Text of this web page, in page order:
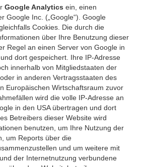
Google Analytics ein, einen
Google Inc. („Google“). Google
Cookies. Die durch die
über Ihre Benutzung dieser
Regel an einen Server von Google in
dort gespeichert. Ihre IP-Adresse
innerhalb von Mitgliedstaaten der
in anderen Vertragsstaaten des
Europäischen Wirtschaftsraum zuvor
wird die volle IP-Adresse an
in den USA übertragen und dort
Betreibers dieser Website wird
benutzen, um Ihre Nutzung der
um Reports über die
und um weitere mit
der Internetnutzung verbundene